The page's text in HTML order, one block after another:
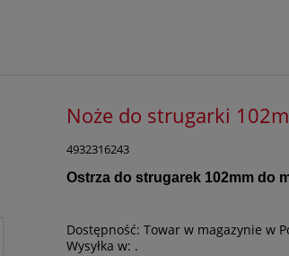
Noże do strugarki
4932316243
Ostrza do strugarek 102mm do
Dostępność: Towar w magazynie w
Wysyłka w: .